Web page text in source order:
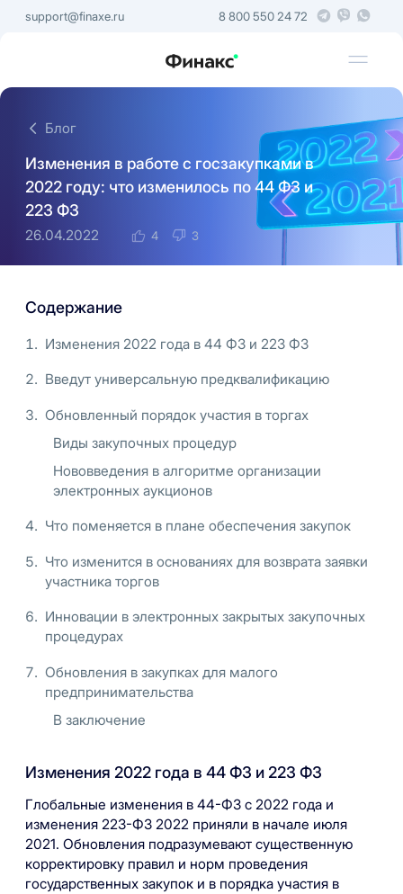
8 800 550 24 72
support@finaxe.ru
Блог
Изменения в работе с госзакупками в
2022 году: что изменилось по 44 ФЗ и
223 ФЗ
26.04.2022 4 3
Содержание
Изменения 2022 года в 44 ФЗ и 223 ФЗ
Введут универсальную предквалификацию
Обновленный порядок участия в торгах
Виды закупочных процедур
Нововведения в алгоритме организации
электронных аукционов
Что поменяется в плане обеспечения закупок
Что изменится в основаниях для возврата заявки
участника торгов
Инновации в электронных закрытых закупочных
процедурах
Обновления в закупках для малого
предпринимательства
В заключение
Изменения 2022 года в 44 ФЗ и 223 ФЗ
Глобальные изменения в 44-ФЗ с 2022 года и
изменения 223-ФЗ 2022 приняли в начале июля
2021. Обновления подразумевают существенную
корректировку правил и норм проведения
государственных закупок и в порядка участия в